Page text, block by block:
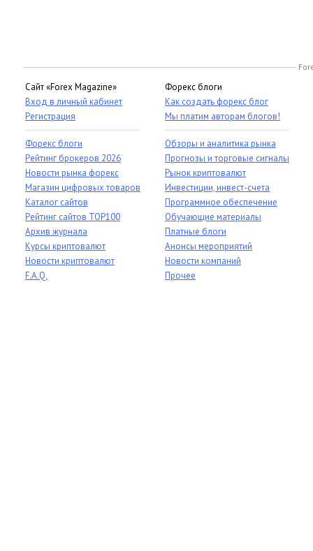
Сайт «Forex Magazine»
Вход в личный кабинет
Регистрация
Форекс блоги
Рейтинг брокеров 2026
Новости рынка форекс
Магазин цифровых товаров
Каталог сайтов
Рейтинг сайтов TOP100
Архив журнала
Курсы криптовалют
Новости криптовалют
F.A.Q.
Форекс блоги
Как создать форекс блог
Мы платим авторам блогов!
Обзоры и аналитика рынка
Прогнозы и торговые сигналы
Рынок криптовалют
Инвестиции, инвест-счета
Программное обеспечение
Обучающие материалы
Платные блоги
Анонсы мероприятий
Новости компаний
Прочее